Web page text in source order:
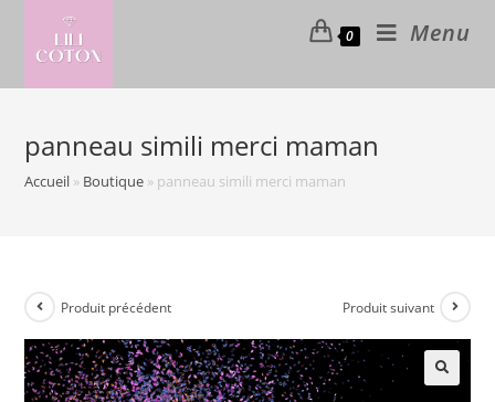
content
0 Menu
panneau simili merci maman
Accueil » Boutique » panneau simili merci maman
Produit précédent Produit suivant